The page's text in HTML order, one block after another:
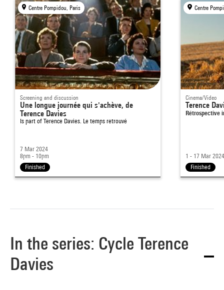
Centre Pompidou, Paris
Screening and discussion
Une longue journée qui s'achève, de
Terence Davies
Is part of Terence Davies. Le temps retrouvé
7 Mar 2024
8pm - 10pm
Finished
Centre
Cinema/Video
Terence
Rétrospective
1 - 17 Mar
Finished
In the series: Cycle Terence
Davies